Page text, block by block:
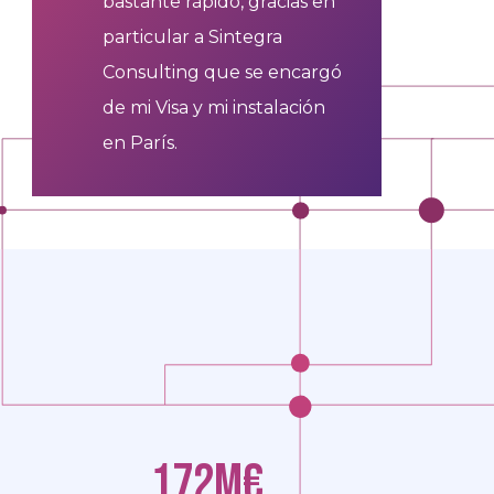
particular a Sintegra
Consulting que se encargó
de mi Visa y mi instalación
en París.